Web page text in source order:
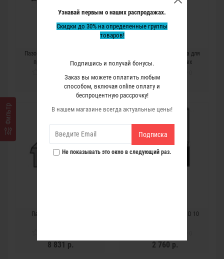
Узнавай первым о наших распродажах.
Скидки до 30% на определенные группы
товаров!
Подпишись и получай бонусы.
Заказ вы можете оплатить любым
способом, включая online оплату и
беспроцентную рассрочку!
В нашем магазине всегда актуальные цены!
Подписка
Не показывать это окно в следующий раз.
Фильтр
Пазовая двойная фреза для
прямого паза Virutex
5 463 р.
Пазовая двойная фреза для
якорного паза Virutex
12 586 р.
Пазовая фреза Virutex
8 831 р.
Пазовая фреза Virutex D 10
2 760 р.